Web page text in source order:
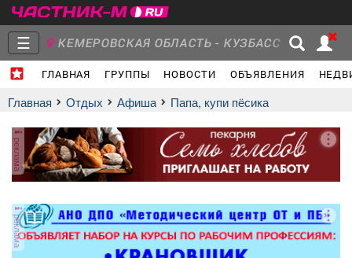
☰ КЕМЕРОВСКАЯ ОБЛАСТЬ - КУЗБАСС
ГЛАВНАЯ ГРУППЫ НОВОСТИ ОБЪЯВЛЕНИЯ
Объявления Недвижимость Услуги
Главная Отдых афиша Папа, купи пёсика
реклама
реклама